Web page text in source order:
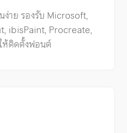
าย รองรับ Microsoft,
ibisPaint, Procreate,
ห้ติดตั้งฟอนต์